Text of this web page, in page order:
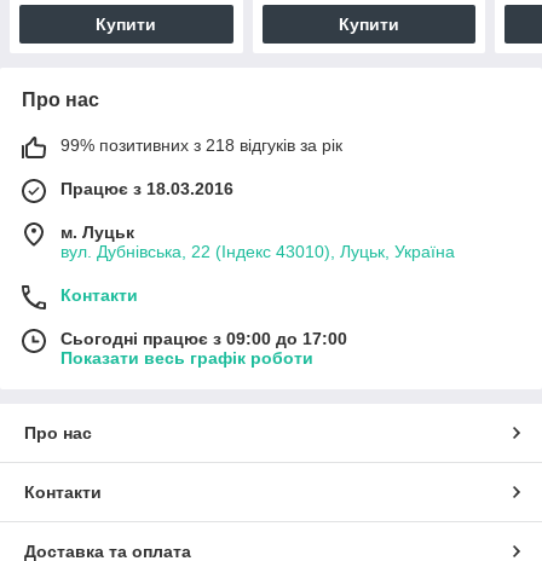
Купити Купити
Про нас
99% позитивних з 218 відгуків за рік
Працює з 18.03.2016
м. Луцьк
вул. Дубнівська, 22 (Індекс 43010), Луцьк, Україна
Контакти
Сьогодні працює з 09:00 до 17:00
Показати весь графік роботи
Про нас
Контакти
Доставка та оплата